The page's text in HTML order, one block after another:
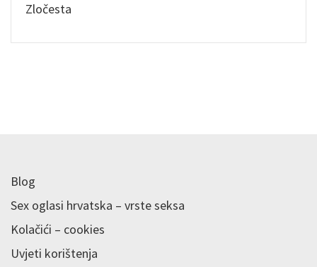
Zločesta
Blog
Sex oglasi hrvatska – vrste seksa
Kolačići – cookies
Uvjeti korištenja